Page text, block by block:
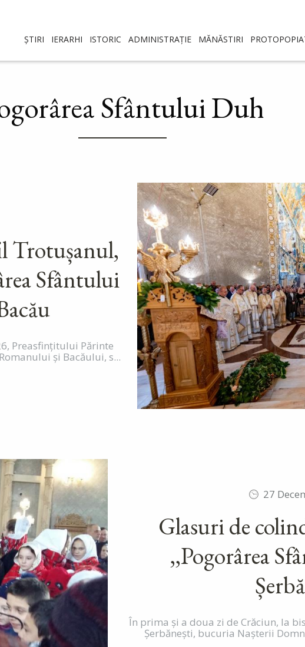
ȘTIRI IERARHI ISTORIC ADMINISTRAȚIE MĂNĂSTIRI
Sfântului Duh
Trotușanul,
Sfântului
Preasfințitului Părinte
și Bacăului, s...
27
Glasuri de
,,Pogorârea
În prima și a doua zi de Crăciun, la
Șerbănești, bucuria Nașterii